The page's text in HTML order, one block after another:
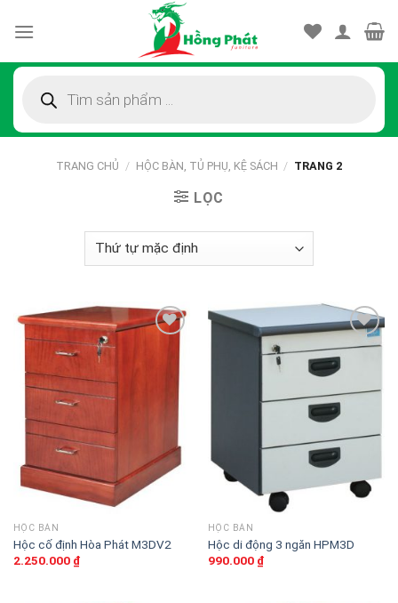
kiếm
TRANG CHỦ / HỘC BÀN, TỦ PHỤ, KỆ SÁCH / TRANG 2
LỌC
Thêm
phẩm
HỘC BÀN
Hộc cố định Hòa Phát M3DV2
2.250.000 ₫
Thêm
vào
yêu
HỘC BÀN
Hộc di động 3 ngăn HPM3D
990.000 ₫